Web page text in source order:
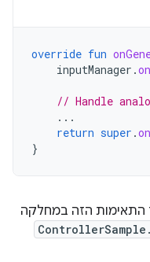
override fun
inputManager .
// Handle
...
return super .
}
הזה במחלקה